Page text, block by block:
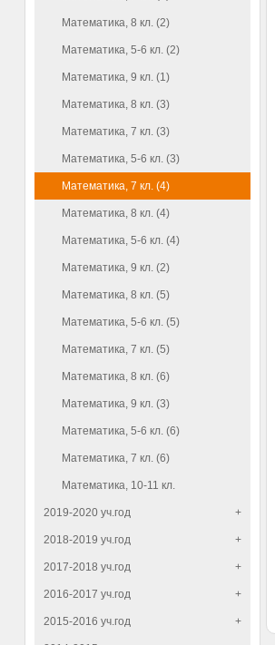
Математика, 8 кл. (2)
Математика, 5-6 кл. (2)
Математика, 9 кл. (1)
Математика, 8 кл. (3)
Математика, 7 кл. (3)
Математика, 5-6 кл. (3)
Математика, 7 кл. (4)
Математика, 8 кл. (4)
Математика, 5-6 кл. (4)
Математика, 9 кл. (2)
Математика, 8 кл. (5)
Математика, 5-6 кл. (5)
Математика, 7 кл. (5)
Математика, 8 кл. (6)
Математика, 9 кл. (3)
Математика, 5-6 кл. (6)
Математика, 7 кл. (6)
Математика, 10-11 кл.
+
2019-2020 уч.год
+
2018-2019 уч.год
+
2017-2018 уч.год
+
2016-2017 уч.год
+
2015-2016 уч.год